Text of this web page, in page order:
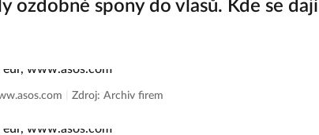
ozdobné spony do vlasů. Kde se dají
Zdroj: Archiv firem